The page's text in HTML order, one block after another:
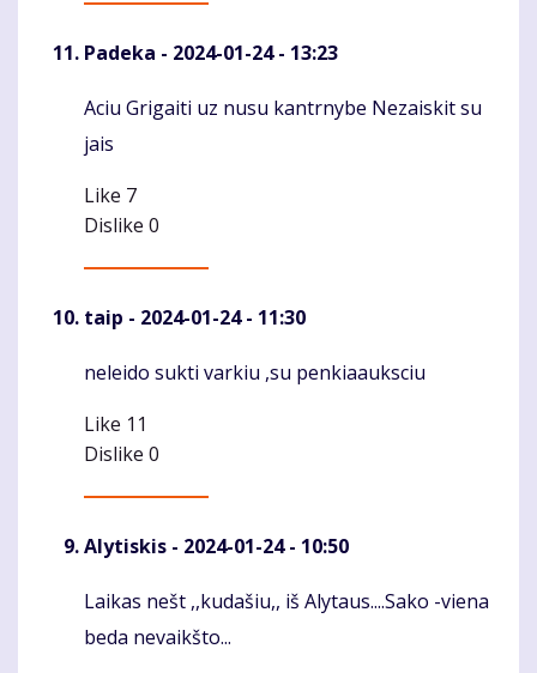
Padeka - 2024-01-24 - 13:23
Komentaras
Aciu Grigaiti uz nusu kantrnybe Nezaiskit su
jais
Like 7
Dislike 0
taip - 2024-01-24 - 11:30
Komentaras
neleido sukti varkiu ,su penkiaauksciu
Like 11
Dislike 0
Alytiskis - 2024-01-24 - 10:50
Komentaras
Laikas nešt ,,kudašiu,, iš Alytaus....Sako -viena
beda nevaikšto...